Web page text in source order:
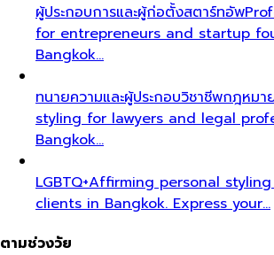
ผู้ประกอบการและผู้ก่อตั้งสตาร์ทอัพ
for entrepreneurs and startup
Bangkok…
ทนายความและผู้ประกอบวิชาชีพกฎหมา
styling for lawyers and legal
Bangkok…
LGBTQ+Affirming personal styling
clients in Bangkok. Express your…
ตามช่วงวัย